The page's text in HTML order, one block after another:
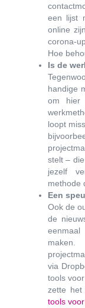
een lijst
online
corona-
Hoe
Is de
handige
om hier
loopt
stelt –
jezelf
methode
Een
Ook de
de
via
tools
zette
tools